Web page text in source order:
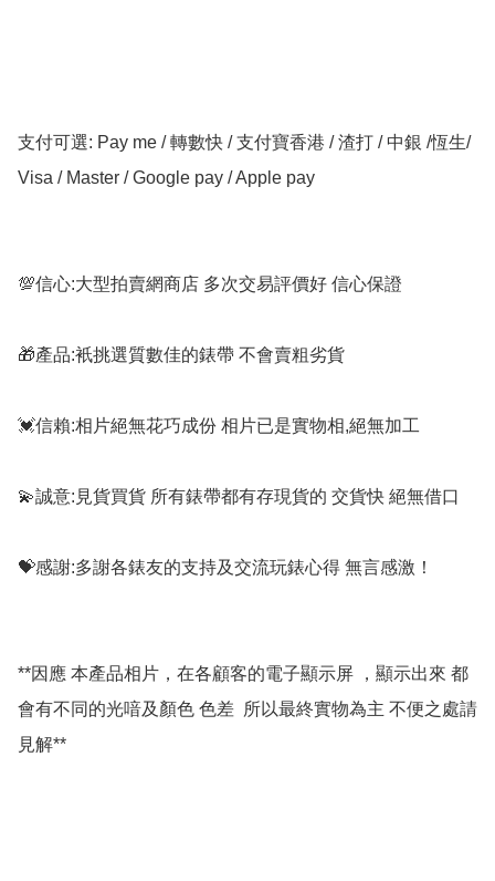
支付可選: Pay me / 轉數快 / 支付寶香港 / 渣打 / 中銀 /恆生/
Visa / Master / Google pay / Apple pay
💯信心:大型拍賣網商店 多次交易評價好 信心保證
🎁產品:衹挑選質數佳的錶帶 不會賣粗劣貨
💓信賴:相片絕無花巧成份 相片已是實物相,絕無加工
💫誠意:見貨買貨 所有錶帶都有存現貨的 交貨快 絕無借口
💝感謝:多謝各錶友的支持及交流玩錶心得 無言感激！
**因應 本產品相片，在各顧客的電子顯示屏 ，顯示出來 都
會有不同的光喑及顏色 色差  所以最終實物為主 不便之處請
見解**